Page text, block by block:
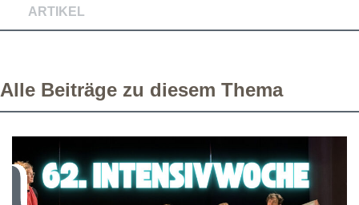
ARTIKEL
Alle Beiträge zu diesem Thema